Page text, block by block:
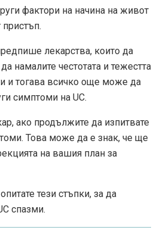
фактори на начина на живот
лекарства, които да
намалите честотата и тежестта
и тогава всичко още може да
симптоми на UC.
ако продължите да изпитвате
Това може да е знак, че ще
на вашия план за
тези стъпки, за да
спазми.